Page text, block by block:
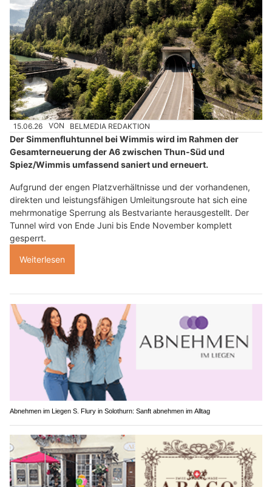
15.06.26 VON BELMEDIA REDAKTION
Der Simmenfluhtunnel bei Wimmis wird im Rahmen der
Gesamterneuerung der A6 zwischen Thun-Süd und
Spiez/Wimmis umfassend saniert und erneuert.
Aufgrund der engen Platzverhältnisse und der vorhandenen,
direkten und leistungsfähigen Umleitungsroute hat sich eine
mehrmonatige Sperrung als Bestvariante herausgestellt. Der
Tunnel wird von Ende Juni bis Ende November komplett
gesperrt.
Weiterlesen
Abnehmen im Liegen S. Flury in Solothurn: Sanft abnehmen im Alltag